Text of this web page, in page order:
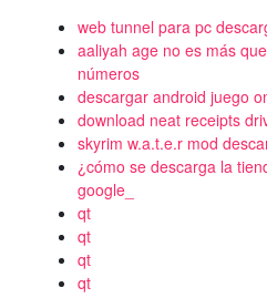
web tunnel para pc
aaliyah age no es más
números
descargar android juego
download neat receipts
skyrim w.a.t.e.r mod
¿cómo se descarga la
google_
qt
qt
qt
qt